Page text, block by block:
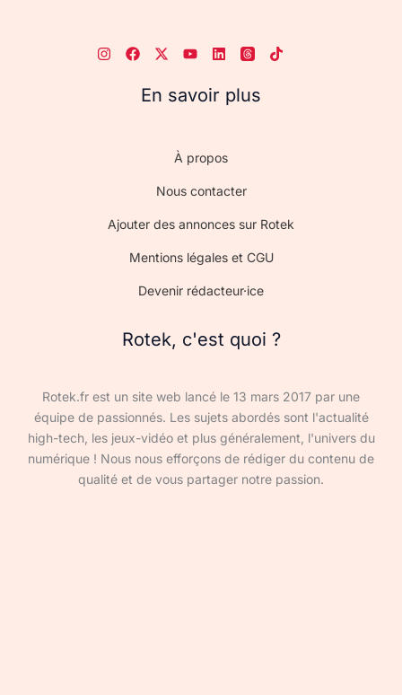
En savoir plus
À propos
Nous contacter
Ajouter des annonces sur Rotek
Mentions légales et CGU
Devenir rédacteur·ice
Rotek, c'est quoi ?
Rotek.fr est un site web lancé le 13 mars 2017 par une
équipe de passionnés. Les sujets abordés sont l'actualité
high-tech, les jeux-vidéo et plus généralement, l'univers du
numérique ! Nous nous efforçons de rédiger du contenu de
qualité et de vous partager notre passion.